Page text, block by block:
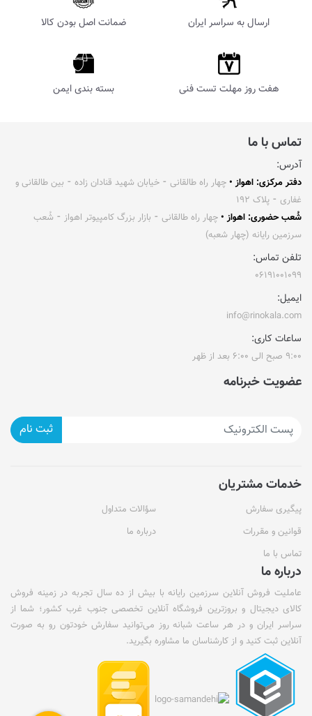
ارسال به سراسر ایران ضمانت اصل بودن کالا
هفت روز مهلت تست فنی بسته بندی ایمن
تماس با ما
آدرس:
دفتر مرکزی: اهواز • چهار راه طالقانی ⁃ خیابان شهید قنادان زاده ⁃ بین طالقانی و
غفاری ⁃ پلاک ۱۹۲
شُعب حضوری: اهواز • چهار راه طالقانی ⁃ بازار بزرگ کامپیوتر اهواز ⁃ شُعب
سرزمین رایانه (چهار شعبه)
تلفن تماس:
۰۶۱۹۱۰۰۱۰۹۹
ایمیل:
info@rinokala.com
ساعات کاری:
۹:۰۰ صبح الی ۶:۰۰ بعد از ظهر
عضویت خبرنامه
ثبت نام
خدمات مشتریان
پیگیری سفارش
سؤالات متداول
قوانین و مقررات
درباره ما
تماس با ما
درباره ما
عاملیت فروش آنلاین سرزمین رایانه با بیش از ده سال تجربه در زمینه فروش
کالای دیجیتال و بروزترین فروشگاه آنلاین تخصصی جنوب غرب کشور؛ شما از
سراسر ایران و در هر ساعت شبانه روز می‌توانید سفارش خودتون رو به صورت
آنلاین ثبت کنید و از کارشناسان ما مشاوره بگیرید.